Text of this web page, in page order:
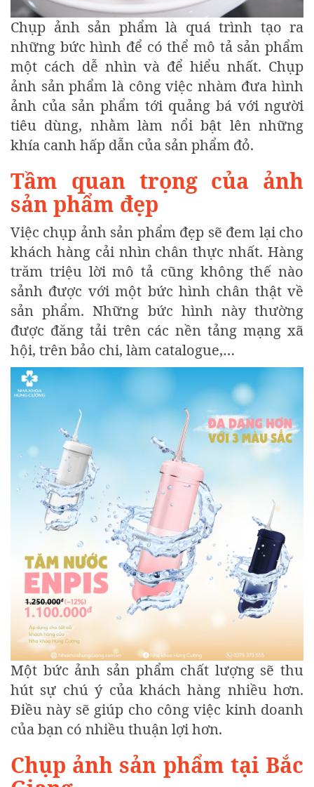
Chụp ảnh sản phẩm là quá trình tạo ra
những bức hình để có thể mô tả sản phẩm
một cách dễ nhìn và để hiểu nhất. Chụp
ảnh sản phẩm là công việc nhàm đưa hình
ảnh của sản phẩm tới quảng bá với người
tiêu dùng, nhằm làm nổi bật lên những
khía canh hấp dẫn của sản phẩm đỏ.
Tầm quan trọng của ảnh
sản phẩm đẹp
Việc chụp ảnh sản phẩm đẹp sẽ đem lại cho
khách hàng cải nhìn chân thực nhất. Hàng
trăm triệu lời mô tả cũng không thế nào
sảnh được với một bức hình chân thật về
sản phẩm. Những bức hình này thường
được đăng tải trên các nền tảng mạng xã
hội, trên bảo chi, làm catalogue,…
Một bức ảnh sản phẩm chất lượng sẽ thu
hút sự chú ý của khách hàng nhiều hơn.
Điều này sẽ giúp cho công việc kinh doanh
của bạn có nhiều thuận lợi hơn.
Chụp ảnh sản phẩm tại Bắc